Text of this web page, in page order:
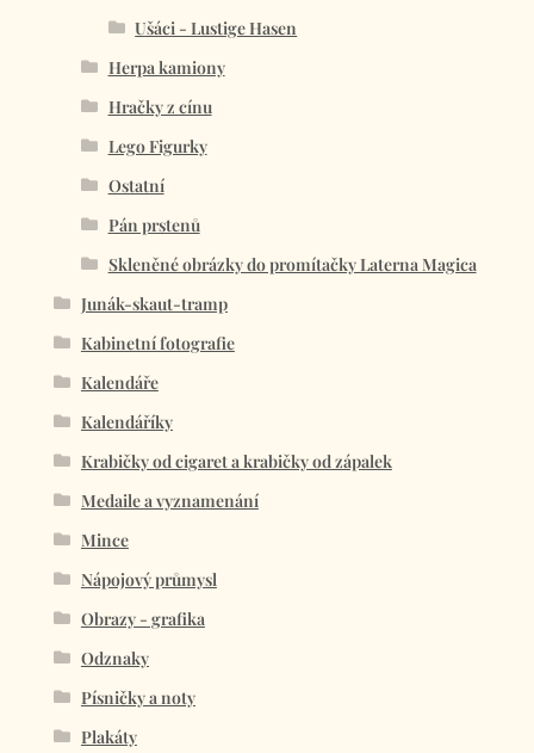
Ušáci - Lustige Hasen
Herpa kamiony
Hračky z cínu
Lego Figurky
Ostatní
Pán prstenů
Skleněné obrázky do promítačky Laterna Magica
Junák-skaut-tramp
Kabinetní fotografie
Kalendáře
Kalendáříky
Krabičky od cigaret a krabičky od zápalek
Medaile a vyznamenání
Mince
Nápojový průmysl
Obrazy - grafika
Odznaky
Písničky a noty
Plakáty